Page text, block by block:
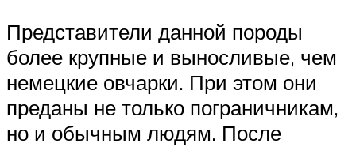
Представители данной породы
более крупные и выносливые, чем
немецкие овчарки. При этом они
преданы не только пограничникам,
но и обычным людям. После